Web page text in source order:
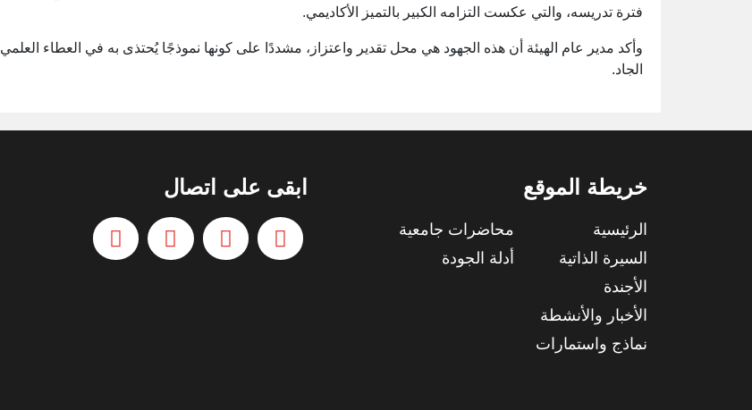
فترة تدريسه، والتي عكست التزامه الكبير بالتميز الأكاديمي.
وأكد مدير عام الهيئة أن هذه الجهود هي محل تقدير واعتزاز، مشددًا على كونها نموذجًا يُحتذى به في العطاء العلمي
الجاد.
خريطة الموقع
الرئيسية
السيرة الذاتية
الأجندة
الأخبار والأنشطة
نماذج واستمارات
محاضرات جامعية
أدلة الجودة
ابقى على اتصال